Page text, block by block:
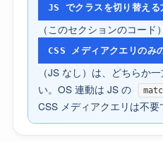
JS でクラスを切り替える
（このセクションのコード
CSS メディアクエリのみ
（JS なし）は、どちらか
い。OS 連動は JS の
CSS メディアクエリは不要